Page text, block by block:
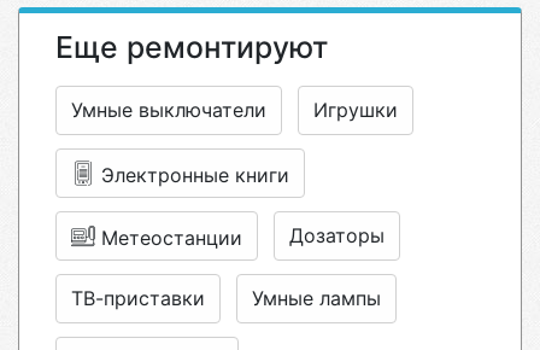
Еще ремонтируют
Умные выключатели Игрушки
Электронные книги
Метеостанции Дозаторы
ТВ-приставки Умные лампы